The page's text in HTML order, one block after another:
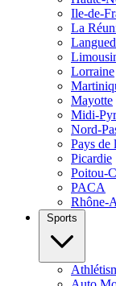
Ile-de-
La
Lorraine
Mayotte
Midi-
Nord-
Pays de
Picardie
Poitou-
PACA
Rhône-
Sports